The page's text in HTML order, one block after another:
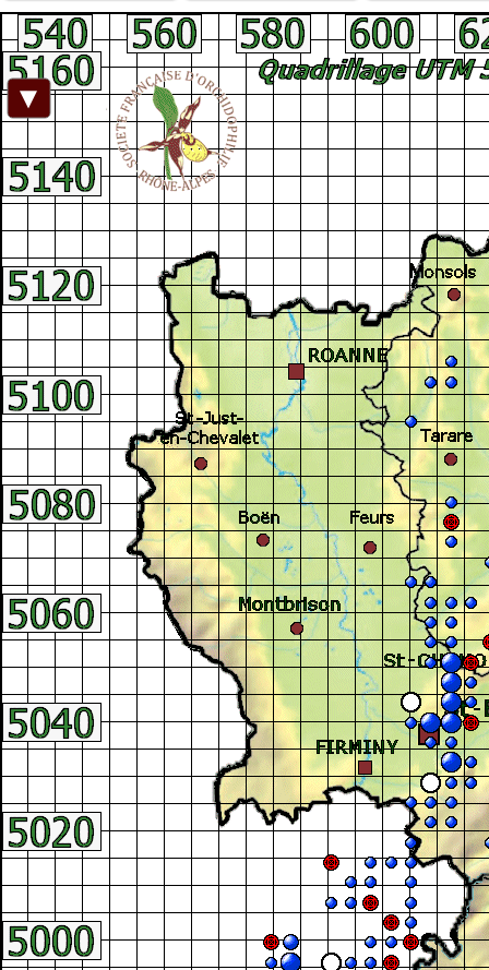
Facebook
Connexion adhérent
►